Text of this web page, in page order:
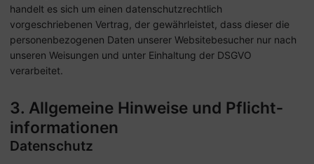
handelt es sich um einen datenschutzrechtlich
vorgeschriebenen Vertrag, der gewährleistet, dass dieser die
personenbezogenen Daten unserer Websitebesucher nur nach
unseren Weisungen und unter Einhaltung der DSGVO
verarbeitet.
3. Allgemeine Hinweise und Pflicht­
informationen
Datenschutz